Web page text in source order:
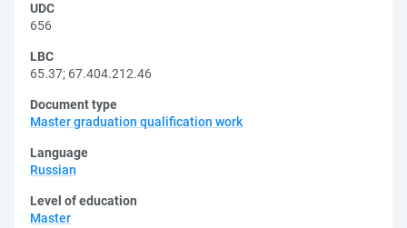
UDC
656
LBC
65.37; 67.404.212.46
Document type
Master graduation qualification work
Language
Russian
Level of education
Master